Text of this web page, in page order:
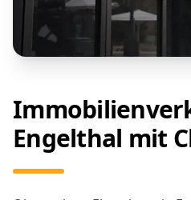
Engelthal mit